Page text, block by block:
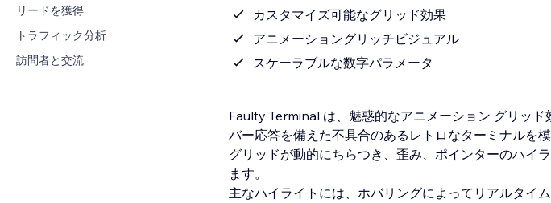
チャート・テーブル
リードを獲得
トラフィック分析
訪問者と交流
カスタマイズ可能なグリッド効果
アニメーショングリッチビジュアル
スケーラブルな数字パラメータ
Faulty Terminal は、魅惑的なアニメーション グリッ
バー応答を備えた不具合のあるレトロなターミナルを
グリッドが動的にちらつき、歪み、ポインターのハイ
ます。
主なハイライトには、ホバリングによってリアルタイ